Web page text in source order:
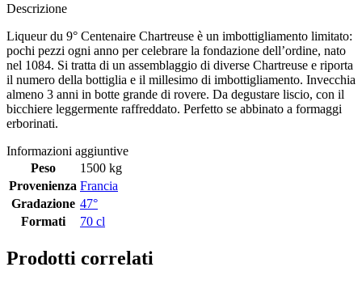
Descrizione
Liqueur du 9° Centenaire Chartreuse è un imbottigliamento limitato:
pochi pezzi ogni anno per celebrare la fondazione dell’ordine, nato
nel 1084. Si tratta di un assemblaggio di diverse Chartreuse e riporta
il numero della bottiglia e il millesimo di imbottigliamento. Invecchia
almeno 3 anni in botte grande di rovere. Da degustare liscio, con il
bicchiere leggermente raffreddato. Perfetto se abbinato a formaggi
erborinati.
Informazioni aggiuntive
Peso
1500 kg
Provenienza Francia
Gradazione 47°
Formati
70 cl
Prodotti correlati